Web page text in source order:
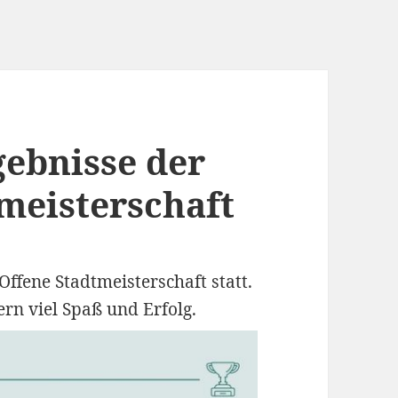
der
Stadtmeisterschaft statt.
viel Spaß und Erfolg.